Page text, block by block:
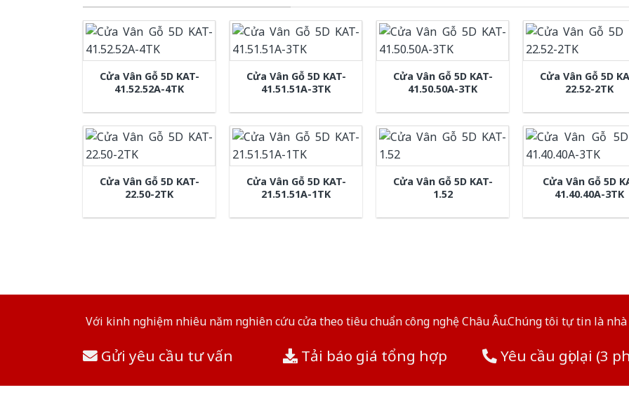
Cửa Vân Gỗ 5D KAT-
41.52.52A-4TK
Cửa Vân Gỗ 5D KAT-
41.51.51A-3TK
Cửa Vân Gỗ 5D KAT-
41.50.50A-3TK
Cửa Vân Gỗ 5D
22.52-2TK
Cửa Vân Gỗ 5D KAT-
22.50-2TK
Cửa Vân Gỗ 5D KAT-
21.51.51A-1TK
Cửa Vân Gỗ 5D KAT-
1.52
Cửa Vân Gỗ 5D
41.40.40A-3TK
Với kinh nghiệm nhiêu năm nghiên cứu cửa theo tiêu chuẩn công nghệ Châu Âu.Chúng tôi tự tin là
Gửi yêu cầu tư vấn Tải báo giá tổng hợp Yêu cầu gọi lại (3